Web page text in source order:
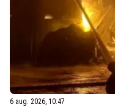
6 aug. 2026, 10:47